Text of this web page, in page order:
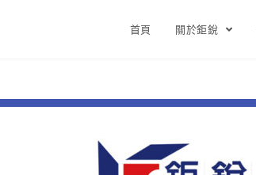
首頁 關於鉅銳